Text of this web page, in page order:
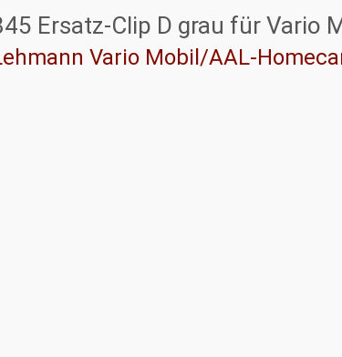
Ersatz-Clip D grau für Vario
Vario Mobil/AAL-